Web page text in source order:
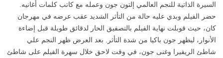
السيرة الذاتية للنجم العالمي إلتون جون وعمله مع كاتب كلمات أغانيه.
حضر الفيلم وبدي عليه حالة من التأثر الشديد عقب عرضه في مهرجان
كان، حيث قوبلت نهاية الفيلم بالتصفيق الحار لدقائق طويلة قبل إضاءة
الأنوار، ليظهر جون باكيا من شدة التأثر. بعد العرض ظهر النجم علي
شاطئ الريفيرا وغنى جون، في وقت لاحق خلال سهرة الفيلم على شاطئ